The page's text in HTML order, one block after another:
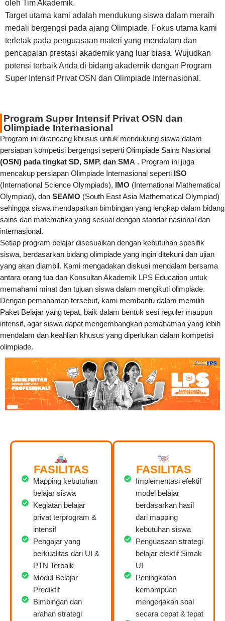
oleh Tim Akademik.
Target utama kami adalah mendukung siswa dalam meraih
medali bergengsi pada ajang Olimpiade. Fokus utama kami
terletak pada penguasaan materi yang mendalam dan
pencapaian prestasi akademik yang luar biasa. Wujudkan
potensi terbaik Anda di bidang akademik dengan Program
Super Intensif Privat OSN dan Olimpiade Internasional.
Program Super Intensif Privat OSN dan
Olimpiade Internasional
Program ini dirancang khusus untuk mendukung siswa dalam
persiapan kompetisi bergengsi seperti Olimpiade Sains Nasional
(OSN) pada tingkat SD, SMP, dan SMA . Program ini juga
mencakup persiapan Olimpiade Internasional seperti ISO
(International Science Olympiads), IMO (International Mathematical
Olympiad), dan SEAMO (South East Asia Mathematical Olympiad)
sehingga siswa mendapatkan bimbingan yang lengkap dalam bidang
sains dan matematika yang sesuai dengan standar nasional dan
internasional.
Setiap program belajar disesuaikan dengan kebutuhan spesifik
siswa, berdasarkan bidang olimpiade yang ingin ditekuni dan ujian
yang akan diambil. Kami mengadakan diskusi mendalam bersama
antara orang tua dan Konsultan Akademik LPS Education untuk
memahami minat dan tujuan siswa dalam mengikuti olimpiade.
Dengan pemahaman tersebut, kami membantu dalam memilih
Paket Belajar yang tepat, baik dalam bentuk sesi reguler maupun
intensif, agar siswa dapat mengembangkan pemahaman yang lebih
mendalam dan keahlian khusus yang diperlukan dalam kompetisi
olimpiade.
FASILITAS
Mapping kebutuhan
belajar siswa
Kegiatan belajar
privat terprogram &
intensif
Pengajar yang
berkualitas dari UI &
PTN Terbaik
Modul Belajar
Prediktif
Bimbingan dan
arahan strategi
FASILITAS
Implementasi efektif
model belajar
berdasarkan hasil
dari mapping
kebutuhan siswa
Penguasaan strategi
belajar efektif Simak
UI
Peningkatan
kemampuan
mengerjakan soal
secara cepat & tepat